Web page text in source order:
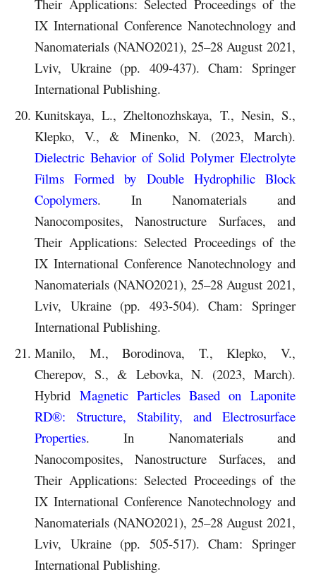
Their Applications: Selected Proceedings of the
IX International Conference Nanotechnology and
Nanomaterials (NANO2021), 25–28 August 2021,
Lviv, Ukraine (pp. 409-437). Cham: Springer
International Publishing.
Kunitskaya, L., Zheltonozhskaya, T., Nesin, S.,
Klepko, V., & Minenko, N. (2023, March).
Dielectric Behavior of Solid Polymer Electrolyte
Films Formed by Double Hydrophilic Block
Copolymers. In Nanomaterials and
Nanocomposites, Nanostructure Surfaces, and
Their Applications: Selected Proceedings of the
IX International Conference Nanotechnology and
Nanomaterials (NANO2021), 25–28 August 2021,
Lviv, Ukraine (pp. 493-504). Cham: Springer
International Publishing.
Manilo, M., Borodinova, T., Klepko, V.,
Cherepov, S., & Lebovka, N. (2023, March).
Hybrid Magnetic Particles Based on Laponite
RD®: Structure, Stability, and Electrosurface
Properties. In Nanomaterials and
Nanocomposites, Nanostructure Surfaces, and
Their Applications: Selected Proceedings of the
IX International Conference Nanotechnology and
Nanomaterials (NANO2021), 25–28 August 2021,
Lviv, Ukraine (pp. 505-517). Cham: Springer
International Publishing.